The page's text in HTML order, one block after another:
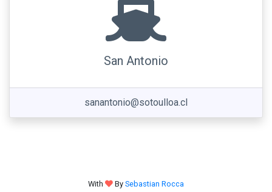
San Antonio
sanantonio@sotoulloa.cl
With By Sebastian Rocca